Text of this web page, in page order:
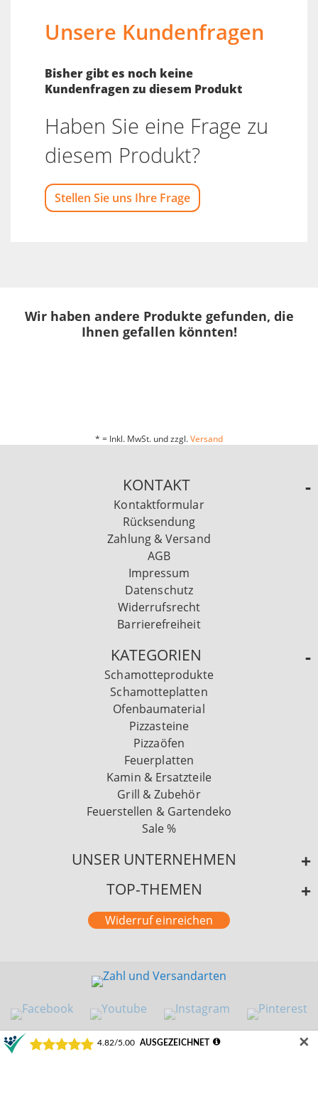
Unsere Kundenfragen
Bisher gibt es noch keine
Kundenfragen zu diesem Produkt
Haben Sie eine Frage zu
diesem Produkt?
Stellen Sie uns Ihre Frage
Wir haben andere Produkte gefunden, die
Ihnen gefallen könnten!
* = Inkl. MwSt. und zzgl.Versand
KONTAKT
Kontaktformular
Rücksendung
Zahlung & Versand
AGB
Impressum
Datenschutz
Widerrufsrecht
Barrierefreiheit
KATEGORIEN
Schamotteprodukte
Schamotteplatten
Ofenbaumaterial
Pizzasteine
Pizzaöfen
Feuerplatten
Kamin & Ersatzteile
Grill & Zubehör
Feuerstellen & Gartendeko
Sale %
UNSER UNTERNEHMEN
TOP-THEMEN
Widerruf einreichen
©2024 Schamotte-Shop.de ✕